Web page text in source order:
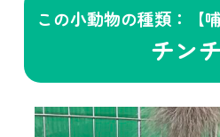
この小動物の種類：【
チン